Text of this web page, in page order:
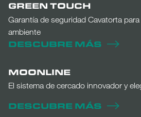
GREEN TOUCH
Garantía de seguridad Cavatorta
ambiente
DESCUBRE MÁS
MOONLINE
El sistema de cercado innovador y
DESCUBRE MÁS